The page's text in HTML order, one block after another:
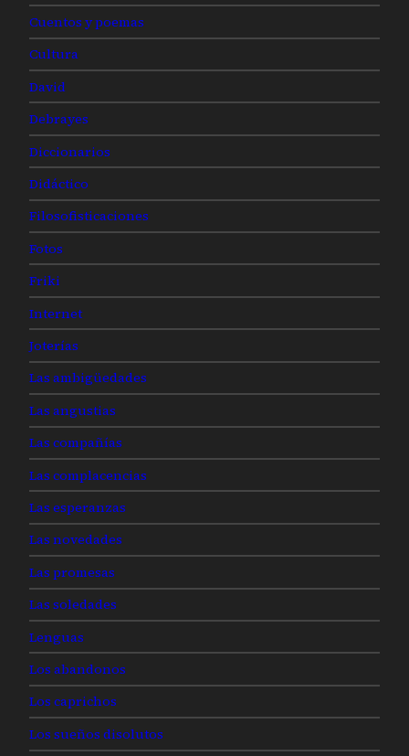
Cuentos y poemas
Cultura
David
Debrayes
Diccionarios
Didáctico
Filosofisticaciones
Fotos
Friki
Internet
Joterías
Las ambigüedades
Las angustias
Las compañías
Las complacencias
Las esperanzas
Las novedades
Las promesas
Las soledades
Lenguas
Los abandonos
Los caprichos
Los sueños disolutos